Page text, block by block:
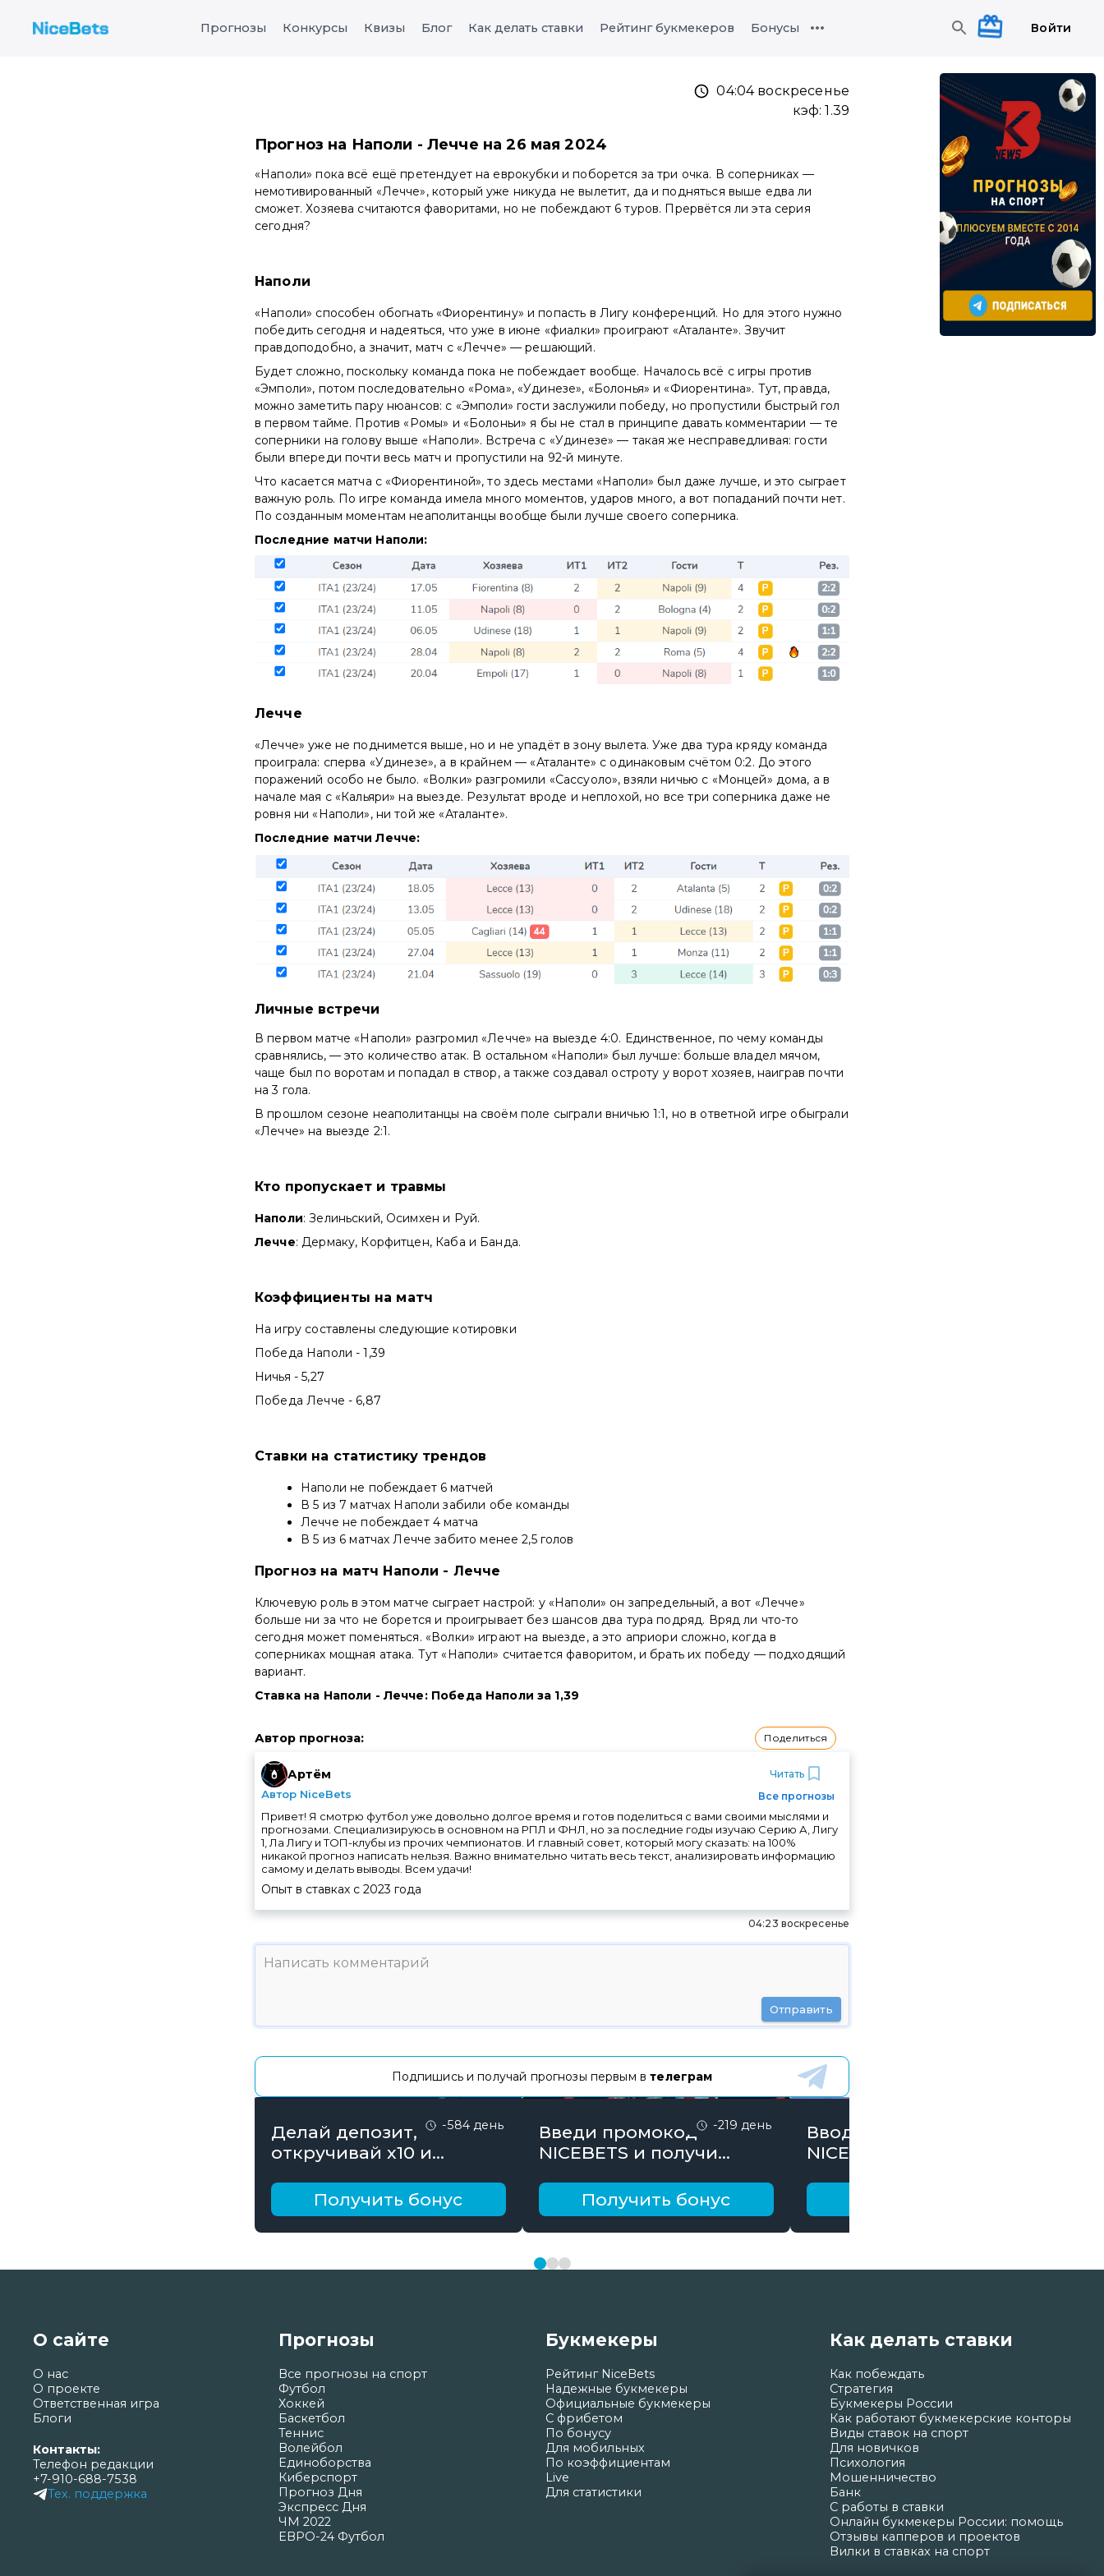
Прогнозы Конкурсы Квизы Блог Как делать ставки Рейтинг букмекеров Бонусы Войти
04:04 воскресенье
кэф:1.39
Прогноз на Наполи - Лечче на 26 мая 2024
«Наполи» пока всё ещё претендует на еврокубки и поборется за три очка. В соперниках —
немотивированный «Лечче», который уже никуда не вылетит, да и подняться выше едва ли
сможет. Хозяева считаются фаворитами, но не побеждают 6 туров. Прервётся ли эта серия
сегодня?
Наполи
«Наполи» способен обогнать «Фиорентину» и попасть в Лигу конференций. Но для этого нужно
победить сегодня и надеяться, что уже в июне «фиалки» проиграют «Аталанте». Звучит
правдоподобно, а значит, матч с «Лечче» — решающий.
Будет сложно, поскольку команда пока не побеждает вообще. Началось всё с игры против
«Эмполи», потом последовательно «Рома», «Удинезе», «Болонья» и «Фиорентина». Тут, правда,
можно заметить пару нюансов: с «Эмполи» гости заслужили победу, но пропустили быстрый гол
в первом тайме. Против «Ромы» и «Болоньи» я бы не стал в принципе давать комментарии — те
соперники на голову выше «Наполи». Встреча с «Удинезе» — такая же несправедливая: гости
были впереди почти весь матч и пропустили на 92-й минуте.
Что касается матча с «Фиорентиной», то здесь местами «Наполи» был даже лучше, и это сыграет
важную роль. По игре команда имела много моментов, ударов много, а вот попаданий почти нет.
По созданным моментам неаполитанцы вообще были лучше своего соперника.
Последние матчи Наполи:
Лечче
«Лечче» уже не поднимется выше, но и не упадёт в зону вылета. Уже два тура кряду команда
проиграла: сперва «Удинезе», а в крайнем — «Аталанте» с одинаковым счётом 0:2. До этого
поражений особо не было. «Волки» разгромили «Сассуоло», взяли ничью с «Монцей» дома, а в
начале мая с «Кальяри» на выезде. Результат вроде и неплохой, но все три соперника даже не
ровня ни «Наполи», ни той же «Аталанте».
Последние матчи Лечче:
Личные встречи
В первом матче «Наполи» разгромил «Лечче» на выезде 4:0. Единственное, по чему команды
сравнялись, — это количество атак. В остальном «Наполи» был лучше: больше владел мячом,
чаще был по воротам и попадал в створ, а также создавал остроту у ворот хозяев, наиграв почти
на 3 гола.
В прошлом сезоне неаполитанцы на своём поле сыграли вничью 1:1, но в ответной игре обыграли
«Лечче» на выезде 2:1.
Кто пропускает и травмы
Наполи: Зелиньский, Осимхен и Руй.
Лечче: Дермаку, Корфитцен, Каба и Банда.
Коэффициенты на матч
На игру составлены следующие котировки
Победа Наполи - 1,39
Ничья - 5,27
Победа Лечче - 6,87
Ставки на статистику трендов
Наполи не побеждает 6 матчей
В 5 из 7 матчах Наполи забили обе команды
Лечче не побеждает 4 матча
В 5 из 6 матчах Лечче забито менее 2,5 голов
Прогноз на матч Наполи - Лечче
Ключевую роль в этом матче сыграет настрой: у «Наполи» он запредельный, а вот «Лечче»
больше ни за что не борется и проигрывает без шансов два тура подряд. Вряд ли что-то
сегодня может поменяться. «Волки» играют на выезде, а это априори сложно, когда в
соперниках мощная атака. Тут «Наполи» считается фаворитом, и брать их победу — подходящий
вариант.
Ставка на Наполи - Лечче: Победа Наполи за 1,39
Автор прогноза: Поделиться
Артём
Автор NiceBets
Читать
Все прогнозы
Привет! Я смотрю футбол уже довольно долгое время и готов поделиться с вами своими мыслями и
прогнозами. Специализируюсь в основном на РПЛ и ФНЛ, но за последние годы изучаю Серию А, Лигу
1, Ла Лигу и ТОП-клубы из прочих чемпионатов. И главный совет, который могу сказать: на 100%
никакой прогноз написать нельзя. Важно внимательно читать весь текст, анализировать информацию
самому и делать выводы. Всем удачи!
Опыт в ставках с 2023 года
04:23 воскресенье
Отправить
Подпишись и получай прогнозы первым втелеграм
-584 день
Делай депозит,
откручивай х10 и
рублейПолучить бонус
-219 день
Введи промокод
NICEBETS и получи
Получить бонус
Вводи Промокод
NICE15000 и забирай
О сайте
О нас
О проекте
Ответственная игра
Блоги
Контакты:
Телефон редакции
+7-910-688-7538
Тех. поддержка
Прогнозы
Все прогнозы на спорт
Футбол
Хоккей
Баскетбол
Теннис
Волейбол
Единоборства
Киберспорт
Прогноз Дня
Экспресс Дня
ЧМ 2022
ЕВРО-24 Футбол
Букмекеры
Рейтинг NiceBets
Надежные букмекеры
Официальные букмекеры
С фрибетом
По бонусу
Для мобильных
По коэффициентам
Live
Для статистики
Как делать ставки
Как побеждать
Стратегия
Букмекеры России
Как работают букмекерские конторы
Виды ставок на спорт
Для новичков
Психология
Мошенничество
Банк
С работы в ставки
Онлайн букмекеры России: помощь
Отзывы капперов и проектов
Вилки в ставках на спорт